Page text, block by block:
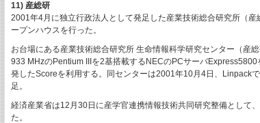
11) 産総研
2001年4月に独立行政法人として発足した産業技術総合研究所（
ープンハウスを行った。
お台場にある産業技術総合研究所 生命情報科学研究センター（産
933 MHzのPentium IIIを2基搭載するNECのPCサーバ
発したScoreを利用する。同センターは2001年10月4日、Linpack
足。
経済産業省は12月30日に産学官連携情報技術共同研究整備として
た。